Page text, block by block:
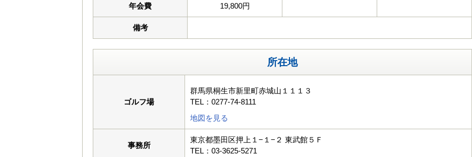
年会費 19,800円
備考
所在地
ゴルフ場
群馬県桐生市新里町赤城山１１１３
TEL：0277-74-8111
地図を見る
事務所
東京都墨田区押上１−１−２ 東武館５Ｆ
TEL：03-3625-5271